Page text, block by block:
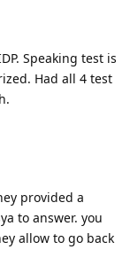
Speaking test is
Had all 4 test
provided a
to answer. you
allow to go back